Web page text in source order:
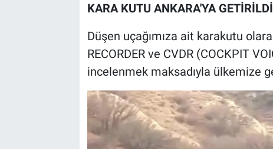
KARA KUTU ANKARA'YA
Düşen uçağımıza ait karakutu
RECORDER ve CVDR (COCKPIT
incelenmek maksadıyla ülkemize